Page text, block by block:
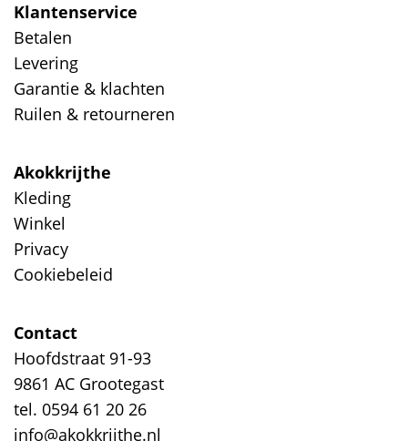
Klantenservice
Betalen
Levering
Garantie & klachten
Ruilen & retourneren
Akokkrijthe
Kleding
Winkel
Privacy
Cookiebeleid
Contact
Hoofdstraat 91-93
9861 AC Grootegast
tel. 0594 61 20 26
info@akokkrijthe.nl